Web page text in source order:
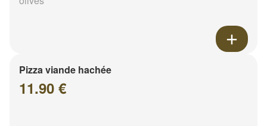
Pizza viande hachée
11.90 €